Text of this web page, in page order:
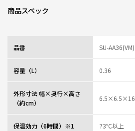
0人が参考になっ
た
★★★
購入して半年…とても使いやすく、いつもコー
くんですが、休憩時間でもアツアツで飲めるの
商品スペック
品番 SU-AA36(VM)
容量（L） 0.36
外形寸法 幅×奥行×高さ
（約cm）
保温効力（6時間）※1 73℃以上